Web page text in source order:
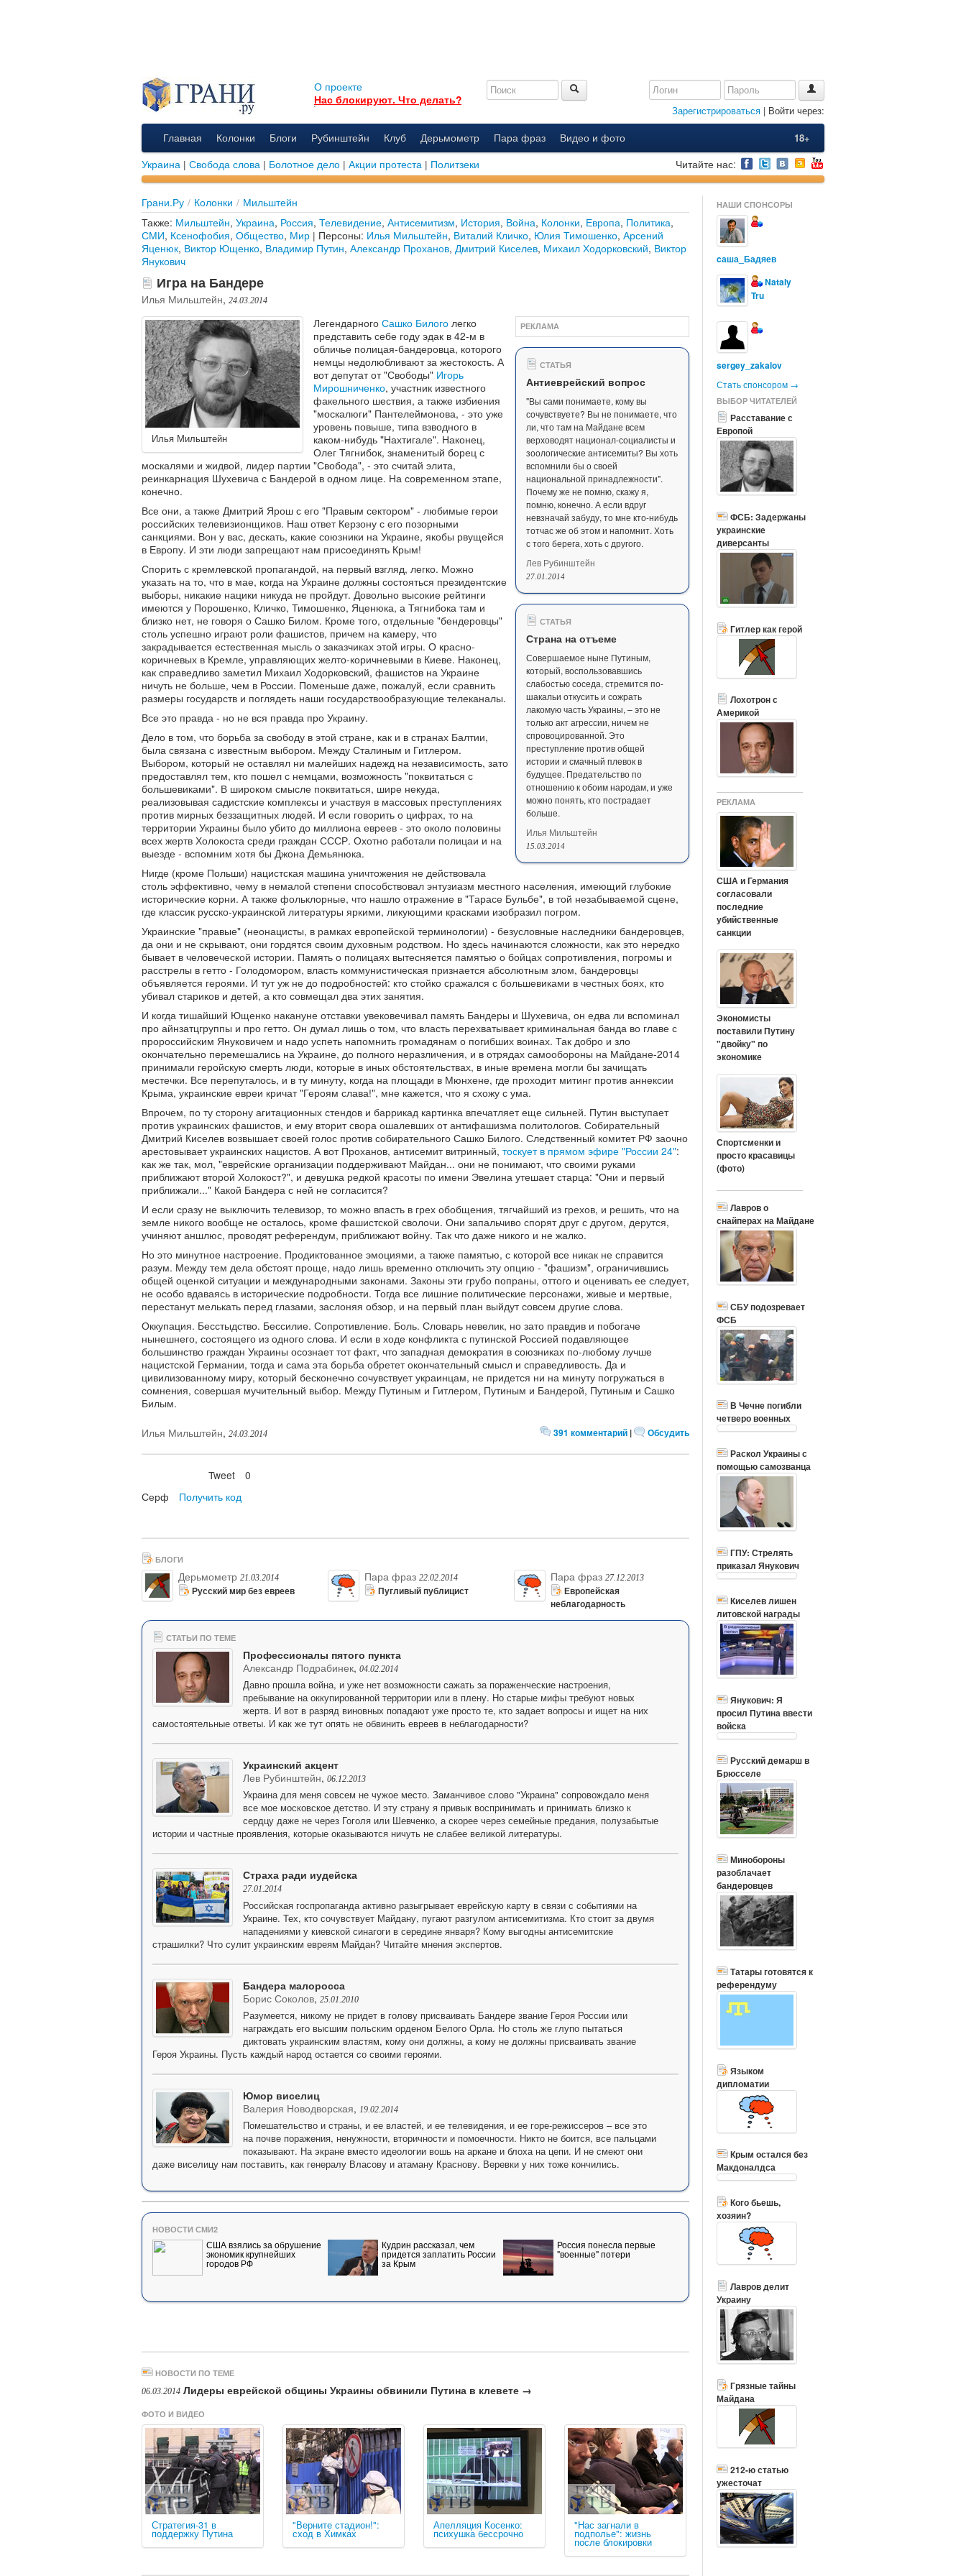
О проекте
Нас блокируют. Что делать?
Зарегистрироваться | Войти через:
18+
Главная Колонки Блоги Рубинштейн Клуб Дерьмометр Пара фраз
Видео и фото
Украина | Свобода слова | Болотное дело | Акции протеста | Политзеки Читайте нас:
Грани.Ру / Колонки / Мильштейн
Также: Мильштейн, Украина, Россия, Телевидение, Антисемитизм, История, Война, Колонки, Европа, Политика,
СМИ, Ксенофобия, Общество, Мир | Персоны: Илья Мильштейн, Виталий Кличко, Юлия Тимошенко, Арсений
Яценюк, Виктор Ющенко, Владимир Путин, Александр Проханов, Дмитрий Киселев, Михаил Ходорковский, Виктор
Янукович
Игра на Бандере
Илья Мильштейн, 24.03.2014
Илья Мильштейн
РЕКЛАМА
СТАТЬЯ
Антиеврейский вопрос
"Вы сами понимаете, кому вы
сочувствуете? Вы не понимаете, что
ли, что там на Майдане всем
верховодят национал-социалисты и
зоологические антисемиты? Вы хоть
вспомнили бы о своей
национальной принадлежности".
Почему же не помню, скажу я,
помню, конечно. А если вдруг
невзначай забуду, то мне кто-нибудь
тотчас же об этом и напомнит. Хоть
с того берега, хоть с другого.
Лев Рубинштейн
27.01.2014
СТАТЬЯ
Страна на отъеме
Совершаемое ныне Путиным,
который, воспользовавшись
слабостью соседа, стремится по-
шакальи откусить и сожрать
лакомую часть Украины, – это не
только акт агрессии, ничем не
спровоцированной. Это
преступление против общей
истории и смачный плевок в
будущее. Предательство по
отношению к обоим народам, и уже
можно понять, кто пострадает
больше.
Илья Мильштейн
15.03.2014
Легендарного Сашко Билоголегко
представить себе году эдак в 42-м в
обличье полицая-бандеровца, которого
немцы недолюбливают за жестокость. А
вот депутат от "Свободы" Игорь
Мирошниченко, участник известного
факельного шествия, а также избиения
"москалюги" Пантелеймонова, - это уже
уровень повыше, типа взводного в
каком-нибудь "Нахтигале". Наконец,
Олег Тягнибок, знаменитый борец с
москалями и жидвой, лидер партии "Свобода", - это считай элита,
реинкарнация Шухевича с Бандерой в одном лице. На современном этапе,
конечно.
Все они, а также Дмитрий Ярош с его "Правым сектором" - любимые герои
российских телевизионщиков. Наш ответ Керзону с его позорными
санкциями. Вон у вас, дескать, какие союзники на Украине, якобы рвущейся
в Европу. И эти люди запрещают нам присоединять Крым!
Спорить с кремлевской пропагандой, на первый взгляд, легко. Можно
указать на то, что в мае, когда на Украине должны состояться президентские
выборы, никакие нацики никуда не пройдут. Довольно высокие рейтинги
имеются у Порошенко, Кличко, Тимошенко, Яценюка, а Тягнибока там и
близко нет, не говоря о Сашко Билом. Кроме того, отдельные "бендеровцы"
столь успешно играют роли фашистов, причем на камеру, что
закрадывается естественная мысль о заказчиках этой игры. О красно-
коричневых в Кремле, управляющих желто-коричневыми в Киеве. Наконец,
как справедливо заметил Михаил Ходорковский, фашистов на Украине
ничуть не больше, чем в России. Поменьше даже, пожалуй, если сравнить
размеры государств и поглядеть наши государствообразующие телеканалы.
Все это правда - но не вся правда про Украину.
Дело в том, что борьба за свободу в этой стране, как и в странах Балтии,
была связана с известным выбором. Между Сталиным и Гитлером.
Выбором, который не оставлял ни малейших надежд на независимость, зато
предоставлял тем, кто пошел с немцами, возможность "поквитаться с
большевиками". В широком смысле поквитаться, шире некуда,
реализовывая садистские комплексы и участвуя в массовых преступлениях
против мирных беззащитных людей. И если говорить о цифрах, то на
территории Украины было убито до миллиона евреев - это около половины
всех жертв Холокоста среди граждан СССР. Охотно работали полицаи и на
выезде - вспомним хотя бы Джона Демьянюка.
Нигде (кроме Польши) нацистская машина уничтожения не действовала
столь эффективно, чему в немалой степени способствовал энтузиазм местного населения, имеющий глубокие
исторические корни. А также фольклорные, что нашло отражение в "Тарасе Бульбе", в той незабываемой сцене,
где классик русско-украинской литературы яркими, ликующими красками изобразил погром.
Украинские "правые" (неонацисты, в рамках европейской терминологии) - безусловные наследники бандеровцев,
да они и не скрывают, они гордятся своим духовным родством. Но здесь начинаются сложности, как это нередко
бывает в человеческой истории. Память о полицаях вытесняется памятью о бойцах сопротивления, погромы и
расстрелы в гетто - Голодомором, власть коммунистическая признается абсолютным злом, бандеровцы
объявляется героями. И тут уж не до подробностей: кто стойко сражался с большевиками в честных боях, кто
убивал стариков и детей, а кто совмещал два этих занятия.
И когда тишайший Ющенко накануне отставки увековечивал память Бандеры и Шухевича, он едва ли вспоминал
про айнзатцгруппы и про гетто. Он думал лишь о том, что власть перехватывает криминальная банда во главе с
пророссийским Януковичем и надо успеть напомнить громадянам о погибших воинах. Так добро и зло
окончательно перемешались на Украине, до полного неразличения, и в отрядах самообороны на Майдане-2014
принимали геройскую смерть люди, которые в иных обстоятельствах, в иные времена могли бы зачищать
местечки. Все перепуталось, и в ту минуту, когда на площади в Мюнхене, где проходит митинг против аннексии
Крыма, украинские евреи кричат "Героям слава!", мне кажется, что я схожу с ума.
Впрочем, по ту сторону агитационных стендов и баррикад картинка впечатляет еще сильней. Путин выступает
против украинских фашистов, и ему вторит свора ошалевших от антифашизма политологов. Собирательный
Дмитрий Киселев возвышает своей голос против собирательного Сашко Билого. Следственный комитет РФ заочно
арестовывает украинских нацистов. А вот Проханов, антисемит витринный, тоскует в прямом эфире "России 24":
как же так, мол, "еврейские организации поддерживают Майдан... они не понимают, что своими руками
приближают второй Холокост?", и девушка редкой красоты по имени Эвелина утешает старца: "Они и первый
приближали..." Какой Бандера с ней не согласится?
И если сразу не выключить телевизор, то можно впасть в грех обобщения, тягчайший из грехов, и решить, что на
земле никого вообще не осталось, кроме фашистской сволочи. Они запальчиво спорят друг с другом, дерутся,
учиняют аншлюс, проводят референдум, приближают войну. Так что даже никого и не жалко.
Но это минутное настроение. Продиктованное эмоциями, а также памятью, с которой все никак не справится
разум. Между тем дела обстоят проще, надо лишь временно отключить эту опцию - "фашизм", ограничившись
общей оценкой ситуации и международными законами. Законы эти грубо попраны, оттого и оценивать ее следует,
не особо вдаваясь в исторические подробности. Тогда все лишние политические персонажи, живые и мертвые,
перестанут мелькать перед глазами, заслоняя обзор, и на первый план выйдут совсем другие слова.
Оккупация. Бесстыдство. Бессилие. Сопротивление. Боль. Словарь невелик, но зато правдив и побогаче
нынешнего, состоящего из одного слова. И если в ходе конфликта с путинской Россией подавляющее
большинство граждан Украины осознает тот факт, что западная демократия в союзниках по-любому лучше
нацистской Германии, тогда и сама эта борьба обретет окончательный смысл и справедливость. Да и
цивилизованному миру, который бесконечно сочувствует украинцам, не придется ни на минуту погружаться в
сомнения, совершая мучительный выбор. Между Путиным и Гитлером, Путиным и Бандерой, Путиным и Сашко
Билым.
391 комментарий | Обсудить
Илья Мильштейн, 24.03.2014
Tweet
0
Серф
Получить код
БЛОГИ
Дерьмометр 21.03.2014
Русский мир без евреев
Пара фраз 22.02.2014
Пугливый публицист
Пара фраз 27.12.2013
Европейская
неблагодарность
СТАТЬИ ПО ТЕМЕ
Профессионалы пятого пункта
Александр Подрабинек, 04.02.2014
Давно прошла война, и уже нет возможности сажать за пораженческие настроения,
пребывание на оккупированной территории или в плену. Но старые мифы требуют новых
жертв. И вот в разряд виновных попадают уже просто те, кто задает вопросы и ищет на них
самостоятельные ответы. И как же тут опять не обвинить евреев в неблагодарности?
Украинский акцент
Лев Рубинштейн, 06.12.2013
Украина для меня совсем не чужое место. Заманчивое слово "Украина" сопровождало меня
все мое московское детство. И эту страну я привык воспринимать и принимать близко к
сердцу даже не через Гоголя или Шевченко, а скорее через семейные предания, полузабытые
истории и частные проявления, которые оказываются ничуть не слабее великой литературы.
Страха ради иудейска
27.01.2014
Российская госпропаганда активно разыгрывает еврейскую карту в связи с событиями на
Украине. Тех, кто сочувствует Майдану, пугают разгулом антисемитизма. Кто стоит за двумя
нападениями у киевской синагоги в середине января? Кому выгодны антисемитские
страшилки? Что сулит украинским евреям Майдан? Читайте мнения экспертов.
Бандера малоросса
Борис Соколов, 25.01.2010
Разумеется, никому не придет в голову присваивать Бандере звание Героя России или
награждать его высшим польским орденом Белого Орла. Но столь же глупо пытаться
диктовать украинским властям, кому они должны, а кому не должны присваивать звание
Героя Украины. Пусть каждый народ остается со своими героями.
Юмор виселиц
Валерия Новодворская, 19.02.2014
Помешательство и страны, и ее властей, и ее телевидения, и ее горе-режиссеров – все это
на почве поражения, ненужности, вторичности и помоечности. Никто не боится, все пальцами
показывают. На экране вместо идеологии вошь на аркане и блоха на цепи. И не смеют они
даже виселицу нам поставить, как генералу Власову и атаману Краснову. Веревки у них тоже кончились.
НОВОСТИ СМИ2
США взялись за обрушение
экономик крупнейших
городов РФ
Кудрин рассказал, чем
придется заплатить России
за Крым
Россия понесла первые
"военные" потери
НОВОСТИ ПО ТЕМЕ
06.03.2014 Лидеры еврейской общины Украины обвинили Путина в клевете →
ФОТО И ВИДЕО
Стратегия-31 в
поддержку Путина
"Верните стадион!":
сход в Химках
Апелляция Косенко:
психушка бессрочно
"Нас загнали в
подполье": жизнь
после блокировки
НАШИ СПОНСОРЫ
cаша_Бадяев
Nataly
Tru
sergey_zakalov
Стать спонсором →
ВЫБОР ЧИТАТЕЛЕЙ
Расставание с
Европой
ФСБ: Задержаны
украинские
диверсанты
Гитлер как герой
Лохотрон с
Америкой
РЕКЛАМА
США и Германия
согласовали
последние
убийственные
санкции
Экономисты
поставили Путину
"двойку" по
экономике
Спортсменки и
просто красавицы
(фото)
Лавров о
снайперах на Майдане
СБУ подозревает
ФСБ
В Чечне погибли
четверо военных
Раскол Украины с
помощью самозванца
ГПУ: Стрелять
приказал Янукович
Киселев лишен
литовской награды
Янукович: Я
просил Путина ввести
войска
Русский демарш в
Брюсселе
Минобороны
разоблачает
бандеровцев
Татары готовятся к
референдуму
Языком
дипломатии
Крым остался без
Макдоналдса
Кого бьешь,
хозяин?
Лавров делит
Украину
Грязные тайны
Майдана
212-ю статью
ужесточат